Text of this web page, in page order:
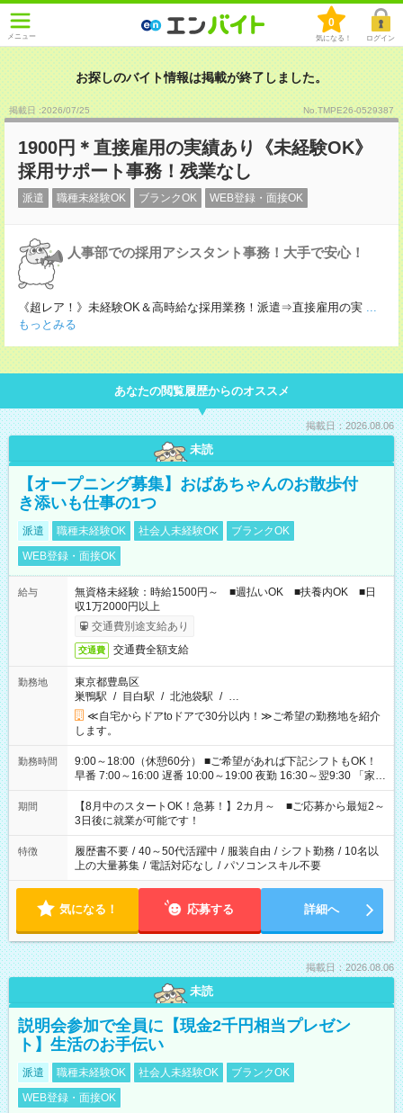
メニュー
0
気になる！ ログイン
お探しのバイト情報は掲載が終了しました。
掲載日 :2026/07/25 No.TMPE26-0529387
1900円＊直接雇用の実績あり《未経験OK》
採用サポート事務！残業なし
派遣 職種未経験OK ブランクOK WEB登録・面接OK
人事部での採用アシスタント事務！大手で安心！
《超レア！》未経験OK＆高時給な採用業務！派遣⇒直接雇用の実 ...
もっとみる
あなたの閲覧履歴からのオススメ
掲載日：2026.08.06
未読
【オープニング募集】おばあちゃんのお散歩付
き添いも仕事の1つ
派遣 職種未経験OK 社会人未経験OK
ブランクOK
WEB登録・面接OK
給与
無資格未経験：時給1500円～ ■週払いOK ■扶養内OK ■日
収1万2000円以上
交通費別途支給あり
交通費 交通費全額支給
勤務地
東京都豊島区
巣鴨駅 / 目白駅 / 北池袋駅 / …
≪自宅からドアtoドアで30分以内！≫ご希望の勤務地を紹介
します。
勤務時間
9:00～18:00（休憩60分） ■ご希望があれば下記シフトもOK！
早番 7:00～16:00 遅番 10:00～19:00 夜勤 16:30～翌9:30 「家族
と休みを合わせたい」 「余裕を持って夕飯の準備がしたい」
「できれば残業はしたくない」 など、ご希望を教えてください
ね。 ※Wワーク希望の方へ 今ご覧のお仕事で希望する勤務時間
と、もう1つのお仕事の勤務時間。 合計で週40時間を超える場
合は応募できません。
期間
【8月中のスタートOK！急募！】2カ月～ ■ご応募から最短2～
3日後に就業が可能です！
特徴 履歴書不要 / 40～50代活躍中 / 服装自由 / シフト勤務 / 10名以
上の大量募集 / 電話対応なし / パソコンスキル不要
気になる！ 応募する 詳細へ
掲載日：2026.08.06
未読
説明会参加で全員に【現金2千円相当プレゼン
ト】生活のお手伝い
派遣 職種未経験OK 社会人未経験OK
ブランクOK
WEB登録・面接OK